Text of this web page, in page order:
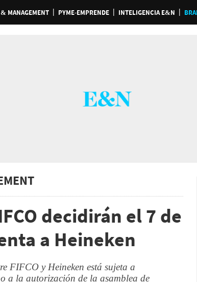
MANAGEMENT PYME-EMPRENDE INTELIGENCIA E&N
decidirán el 7 de
a Heineken
FIFCO y Heineken está sujeta a
a la autorización de la asamblea de